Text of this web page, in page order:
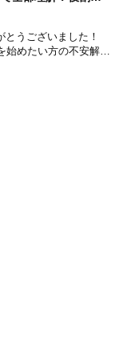
work
うございました！
始めたい方の不安解消
イフを送っていただ
りましたらコメントを
～～～～～～～～
イビングスクール。
初心者ダイビングライ
～～～～～～～～～
から「動画資料」を